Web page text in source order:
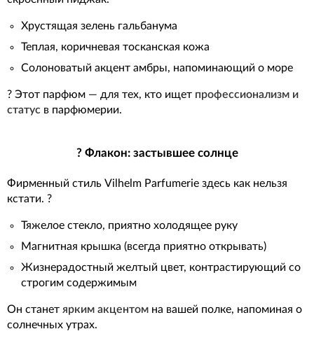
Хрустящая зелень гальбанума
Теплая, коричневая тосканская кожа
Солоноватый акцент амбры, напоминающий о море
? Этот парфюм — для тех, кто ищет профессионализм и
статус в парфюмерии.
? Флакон: застывшее солнце
Фирменный стиль Vilhelm Parfumerie здесь как нельзя
кстати. ?
Тяжелое стекло, приятно холодящее руку
Магнитная крышка (всегда приятно открывать)
Жизнерадостный желтый цвет, контрастирующий со
строгим содержимым
Он станет ярким акцентом на вашей полке, напоминая о
солнечных утрах.